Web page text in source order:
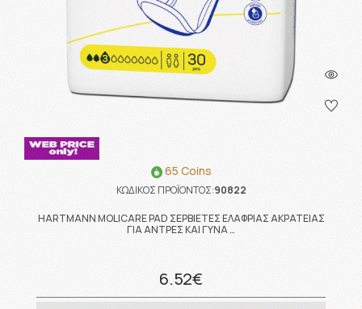
65 Coins
ΚΩΔΙΚΟΣ ΠΡΟΪΟΝΤΟΣ:90822
HARTMANN MOLICARE PAD ΣΕΡΒΙΕΤΕΣ ΕΛΑΦΡΙΑΣ ΑΚΡΑΤΕΙΑΣ
ΓΙΑ ΑΝΤΡΕΣ ΚΑΙ ΓΥΝΑ …
6.52€